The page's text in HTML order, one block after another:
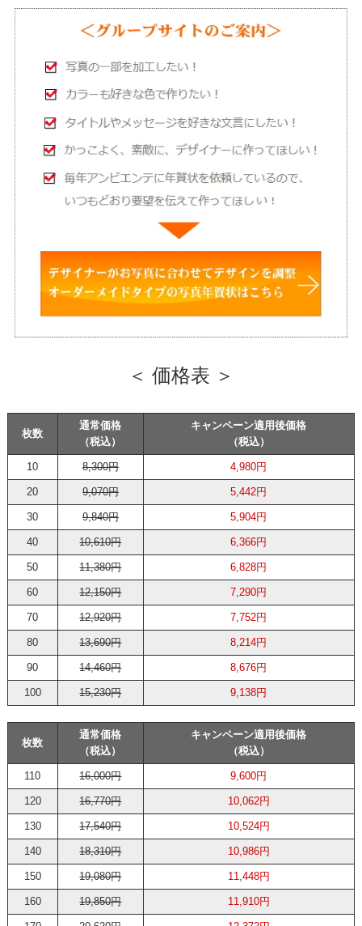
＜ 価格表 ＞
枚数
通常価格
（税込）
キャンペーン適用後価格
（税込）
10 8,300円 4,980円
20 9,070円 5,442円
30 9,840円 5,904円
40 10,610円 6,366円
50 11,380円 6,828円
60 12,150円 7,290円
70 12,920円 7,752円
80 13,690円 8,214円
90 14,460円 8,676円
100 15,230円 9,138円
枚数
通常価格
（税込）
キャンペーン適用後価格
（税込）
110 16,000円 9,600円
120 16,770円 10,062円
130 17,540円 10,524円
140 18,310円 10,986円
150 19,080円 11,448円
160 19,850円 11,910円